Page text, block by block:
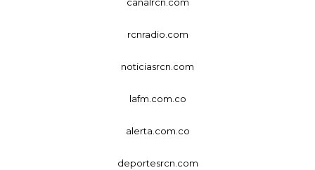
rcnradio.com
noticiasrcn.com
lafm.com.co
alerta.com.co
deportesrcn.com